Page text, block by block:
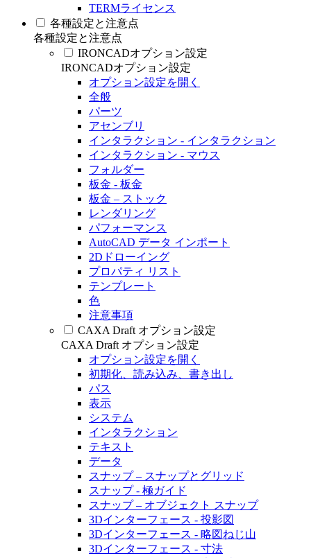
TERMライセンス
各種設定と注意点
各種設定と注意点
IRONCADオプション設定
IRONCADオプション設定
オプション設定を開く
全般
パーツ
アセンブリ
インタラクション - インタラクション
インタラクション - マウス
フォルダー
板金 - 板金
板金 – ストック
レンダリング
パフォーマンス
AutoCAD データ インポート
2Dドローイング
プロパティ リスト
テンプレート
色
注意事項
CAXA Draft オプション設定
CAXA Draft オプション設定
オプション設定を開く
初期化、読み込み、書き出し
パス
表示
システム
インタラクション
テキスト
データ
スナップ – スナップとグリッド
スナップ - 極ガイド
スナップ – オブジェクト スナップ
3Dインターフェース - 投影図
3Dインターフェース - 略図ねじ山
3Dインターフェース - 寸法